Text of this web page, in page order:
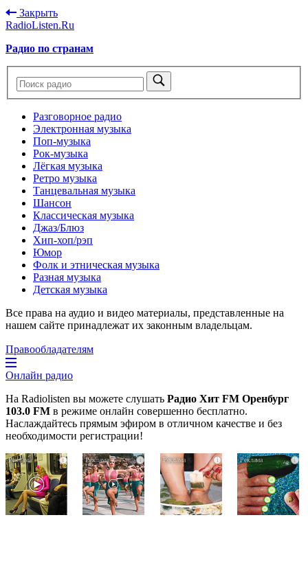
Закрыть
RadioListen.Ru
Радио по странам
Разговорное радио
Электронная музыка
Поп-музыка
Рок-музыка
Лёгкая музыка
Ретро музыка
Танцевальная музыка
Шансон
Классическая музыка
Джаз/Блюз
Хип-хоп/рэп
Юмор
Фолк и этническая музыка
Разная музыка
Детская музыка
Все права на аудио и видео материалы, представленные на
нашем сайте принадлежат их законным владельцам.
Правообладателям
Онлайн радио
На Radiolisten вы можете слушать Радио Хит FM Оренбург
103.0 FM в режиме онлайн совершенно бесплатно.
Наслаждайтесь прямым эфиром в отличном качестве и без
необходимости регистрации!
i
Королева
вагона
отожгла!
Видео
i
Ржу
переставая,
это
видео
i
Этот
трюк
уничтожает
грибок
i